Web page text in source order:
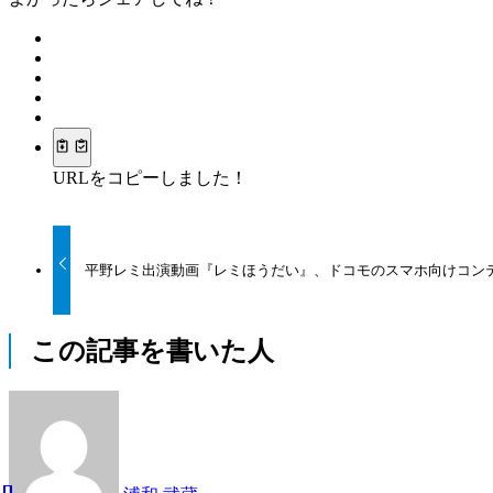
URLをコピーしました！
平野レミ出演動画『レミほうだい』、ドコモのスマホ向けコン
この記事を書いた人